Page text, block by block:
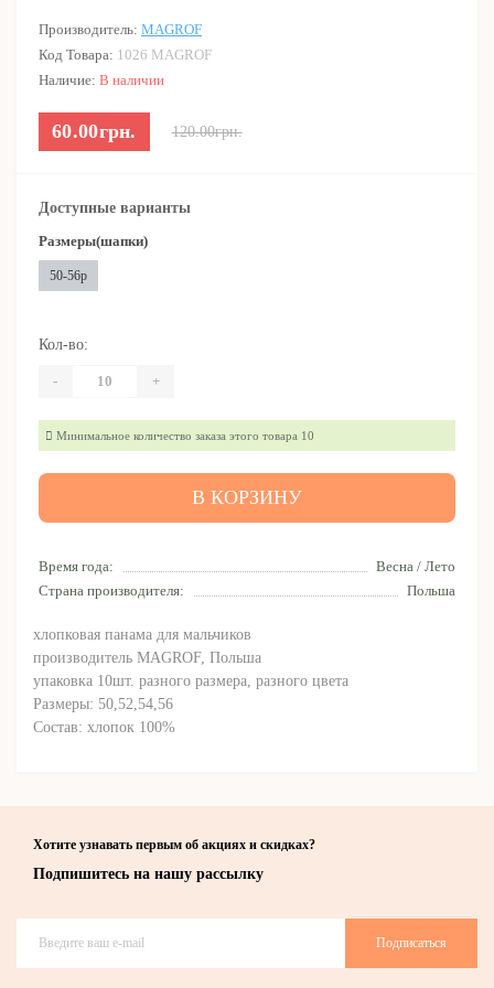
Производитель: MAGROF
Код Товара: 1026 MAGROF
Наличие: В наличии
60.00грн. 120.00грн.
Время года:
Весна / Лето
Страна производителя:
Польша
хлопковая панама для мальчиков
производитель MAGROF, Польша
упаковка 10шт. разного размера, разного цвета
Размеры: 50,52,54,56
Состав: хлопок 100%
Доступные варианты
Размеры(шапки)
50-56р
Кол-во:
- +
Минимальное количество заказа этого товара 10
В КОРЗИНУ
Хотите узнавать первым об акциях и скидках?
Подпишитесь на нашу рассылку
Подписаться